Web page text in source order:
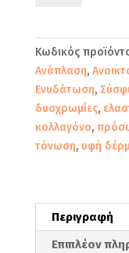
Προσώπου
30ml
ποσότητα
Κωδικός
Ανάπλαση,
Ενυδάτωση,
δυσχρωμίες,
κολλαγόνο,
τόνωση, υφή
Περιγραφή
Επιπλέον